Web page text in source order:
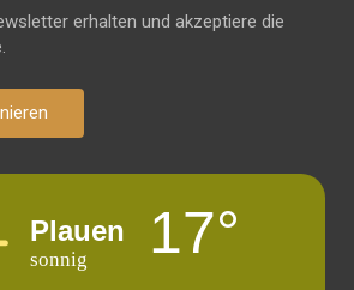
erhalten und akzeptiere die
Plauen
sonnig 17°